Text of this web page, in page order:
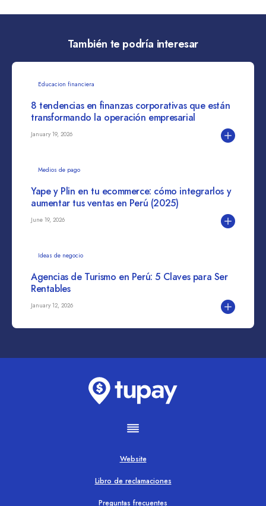
También te podría interesar
Educacion financiera
8 tendencias en finanzas corporativas que están
transformando la operación empresarial
January 19, 2026
Medios de pago
Yape y Plin en tu ecommerce: cómo integrarlos y
aumentar tus ventas en Perú (2025)
June 19, 2026
Ideas de negocio
Agencias de Turismo en Perú: 5 Claves para Ser
Rentables
January 12, 2026
Website
Libro de reclamaciones
Preguntas frecuentes